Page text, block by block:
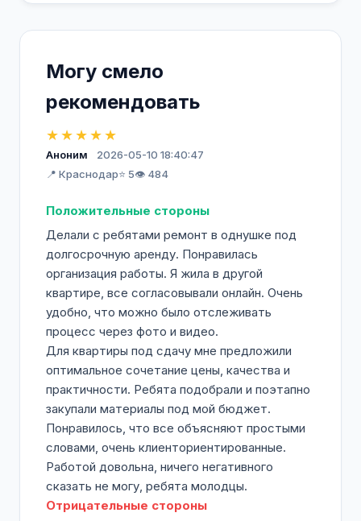
Могу смело
рекомендовать
★★★★★
Аноним
2026-05-10 18:40:47
📍 Краснодар⭐ 5👁️ 484
Положительные стороны
Делали с ребятами ремонт в однушке под
долгосрочную аренду. Понравилась
организация работы. Я жила в другой
квартире, все согласовывали онлайн. Очень
удобно, что можно было отслеживать
процесс через фото и видео.
Для квартиры под сдачу мне предложили
оптимальное сочетание цены, качества и
практичности. Ребята подобрали и поэтапно
закупали материалы под мой бюджет.
Понравилось, что все объясняют простыми
словами, очень клиенториентированные.
Работой довольна, ничего негативного
сказать не могу, ребята молодцы.
Отрицательные стороны